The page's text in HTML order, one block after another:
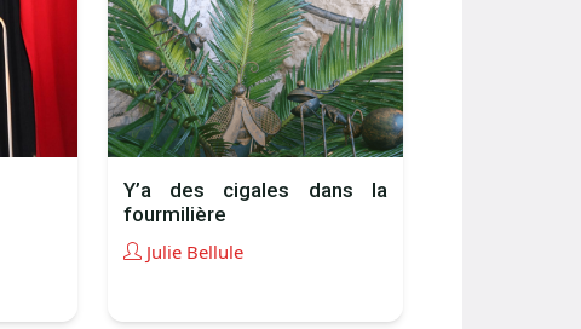
Y’a des cigales dans la
fourmilière
Julie Bellule